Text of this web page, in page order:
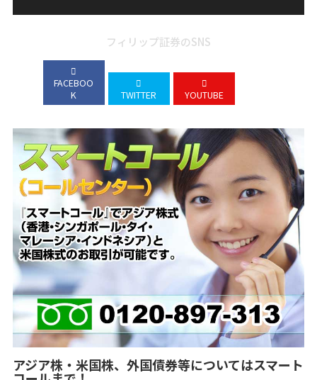
フィリップ証券のSNS
FACEBOO
K
TWITTER YOUTUBE
アジア株・米国株、外国債券等についてはスマート